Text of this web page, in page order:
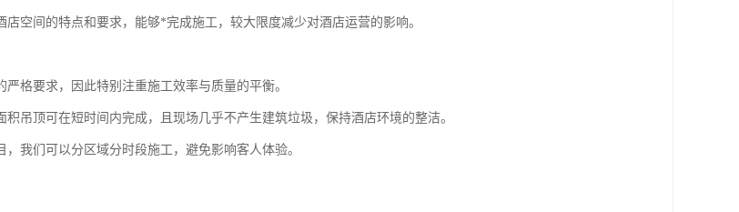
店空间的特点和要求，能够*完成施工，较大限度减少对酒店运营的影响。
格要求，因此特别注重施工效率与质量的平衡。
吊顶可在短时间内完成，且现场几乎不产生建筑垃圾，保持酒店环境的整洁。
我们可以分区域分时段施工，避免影响客人体验。